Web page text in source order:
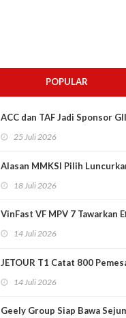
POPULAR
ACC dan TAF Jadi Sponsor
25 Juli 2026
Alasan MMKSI Pilih
18 Juli 2026
VinFast VF MPV 7 Tawarkan
14 Juli 2026
JETOUR T1 Catat 800
14 Juli 2026
Geely Group Siap Bawa